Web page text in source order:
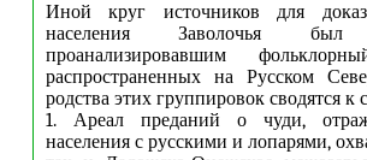
Иной круг источников для
населения Заволочья был
проанализировавшим
распространенных на Русском
родства этих группировок сводятся
1. Ареал преданий о чуди,
населения с русскими и лопарями,